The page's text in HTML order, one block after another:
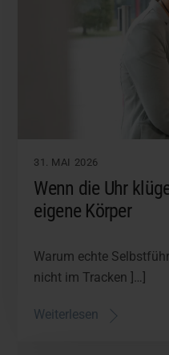
31. MAI 2026
Wenn die Uhr
eigene Körper
Warum echte
nicht im Tracken ]…]
Weiterlesen